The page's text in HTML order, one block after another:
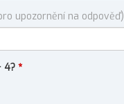
upozornění na odpověď)
4? *